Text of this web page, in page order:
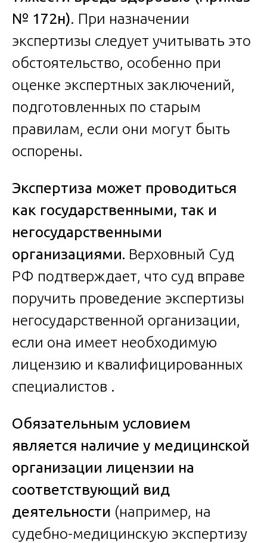
№ 172н). При назначении
экспертизы следует учитывать это
обстоятельство, особенно при
оценке экспертных заключений,
подготовленных по старым
правилам, если они могут быть
оспорены.
Экспертиза может проводиться
как государственными, так и
негосударственными
организациями. Верховный Суд
РФ подтверждает, что суд вправе
поручить проведение экспертизы
негосударственной организации,
если она имеет необходимую
лицензию и квалифицированных
специалистов .
Обязательным условием
является наличие у медицинской
организации лицензии на
соответствующий вид
деятельности (например, на
судебно-медицинскую экспертизу